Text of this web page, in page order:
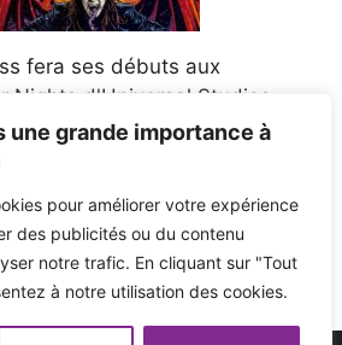
une grande importance à
pour améliorer votre expérience
des publicités ou du contenu
notre trafic. En cliquant sur "Tout
à notre utilisation des cookies.
fera ses débuts aux
Nights d'Universal Studios
un policier de l'Ohio après la
diffamation